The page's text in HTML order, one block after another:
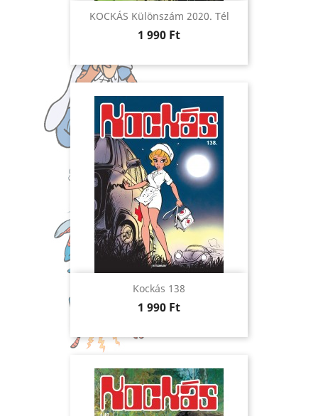
KOCKÁS Különszám 2020. Tél
Ár
1 990 Ft
Kockás 138
Ár
1 990 Ft